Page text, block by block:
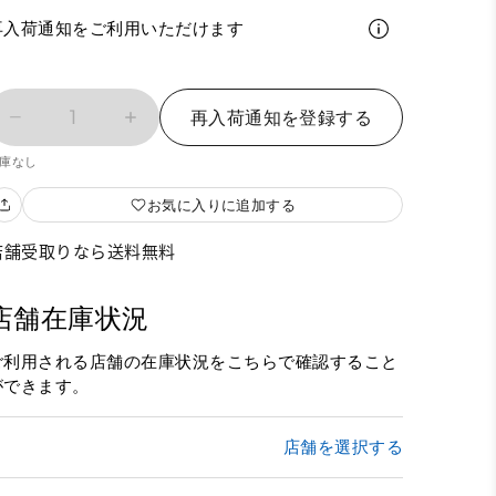
入荷通知をご利用いただけます
1 再入荷通知を登録する
なし
お気に入りに追加する
舗受取りなら送料無料
舗在庫状況
利用される店舗の在庫状況をこちらで確認すること
きます。
店舗を選択する